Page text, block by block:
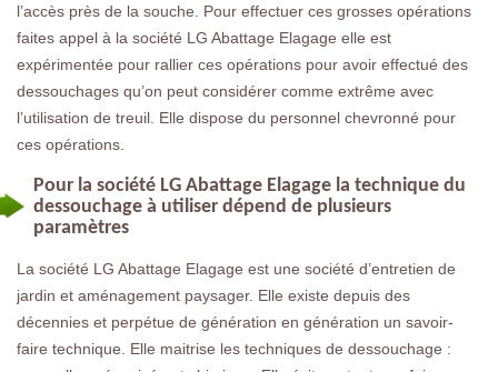
l’accès près de la souche. Pour effectuer ces grosses opérations
faites appel à la société LG Abattage Elagage elle est
expérimentée pour rallier ces opérations pour avoir effectué des
dessouchages qu’on peut considérer comme extrême avec
l’utilisation de treuil. Elle dispose du personnel chevronné pour
ces opérations.
Pour la société LG Abattage Elagage la technique du
dessouchage à utiliser dépend de plusieurs
paramètres
La société LG Abattage Elagage est une société d’entretien de
jardin et aménagement paysager. Elle existe depuis des
décennies et perpétue de génération en génération un savoir-
faire technique. Elle maitrise les techniques de dessouchage :